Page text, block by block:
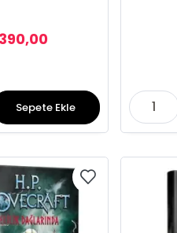
Sepete Ekle